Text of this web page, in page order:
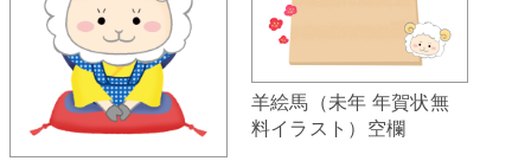
羊絵馬（未年 年賀状無
料イラスト）空欄